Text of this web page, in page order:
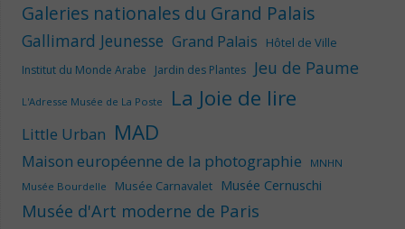
Galeries nationales du Grand Palais
Gallimard Jeunesse Grand Palais Hôtel de Ville
Institut du Monde Arabe Jardin des Plantes Jeu de Paume
L'Adresse Musée de La Poste La Joie de lire
Little Urban MAD
Maison européenne de la photographie
MNHN
Musée Bourdelle
Musée Carnavalet Musée Cernuschi
Musée d'Art moderne de Paris